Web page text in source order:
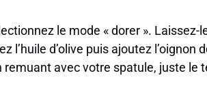
le mode « dorer ».
l’huile d’olive puis ajoutez l’oignon
avec votre spatule, juste le